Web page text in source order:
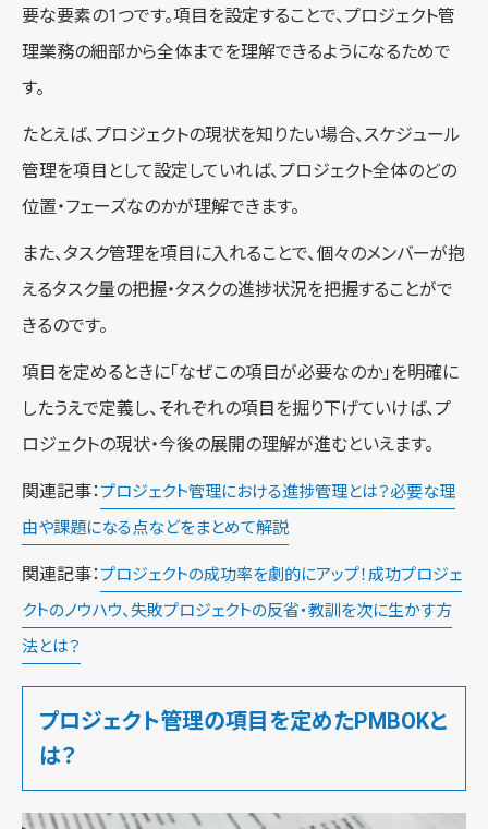
要な要素の1つです。項目を設定することで、プロジェクト管
理業務の細部から全体までを理解できるようになるためで
す。
たとえば、プロジェクトの現状を知りたい場合、スケジュール
管理を項目として設定していれば、プロジェクト全体のどの
位置・フェーズなのかが理解できます。
また、タスク管理を項目に入れることで、個々のメンバーが抱
えるタスク量の把握・タスクの進捗状況を把握することがで
きるのです。
項目を定めるときに「なぜこの項目が必要なのか」を明確に
したうえで定義し、それぞれの項目を掘り下げていけば、プ
ロジェクトの現状・今後の展開の理解が進むといえます。
関連記事：プロジェクト管理における進捗管理とは？必要な理
由や課題になる点などをまとめて解説
関連記事：プロジェクトの成功率を劇的にアップ！成功プロジェ
クトのノウハウ、失敗プロジェクトの反省・教訓を次に生かす方
法とは？
プロジェクト管理の項目を定めたPMBOKと
は？